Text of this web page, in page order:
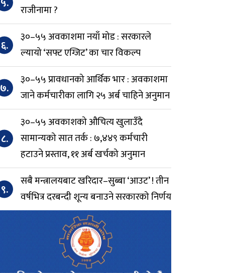
राजीनामा ?
६.
३०–५५ अवकाशमा नयाँ मोड : सरकारले
ल्यायो ‘सफ्ट एग्जिट’ का चार विकल्प
७.
३०–५५ प्रावधानको आर्थिक भार : अवकाशमा
जाने कर्मचारीका लागि २५ अर्ब चाहिने अनुमान
८.
३०–५५ अवकाशको औचित्य खुलाउँदै
सामान्यको सात तर्क : ७,४४९ कर्मचारी
हटाउने प्रस्ताव, ११ अर्ब खर्चको अनुमान
९.
सबै मन्त्रालयबाट खरिदार–सुब्बा ‘आउट’ ! तीन
वर्षभित्र दरबन्दी शून्य बनाउने सरकारको निर्णय